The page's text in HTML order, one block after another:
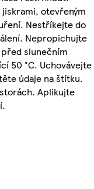
otevřeným
Nestříkejte do
Nepropichujte
slunečním
50 °C. Uchovávejte
údaje na štítku.
Aplikujte